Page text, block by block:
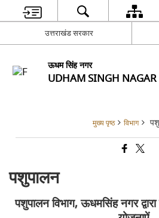
उत्तराखंड सरकार
ऊधम सिंह नगर
UDHAM SINGH NAGAR
मुख्य पृष्ठ विभाग
पशुपालन
पशुपालन विभाग, ऊधमसिंह नगर